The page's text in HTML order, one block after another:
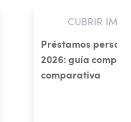
CUBRIR
Préstamos
2026: guía
comparativa